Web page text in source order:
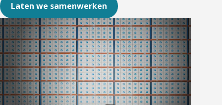
Laten we samenwerken